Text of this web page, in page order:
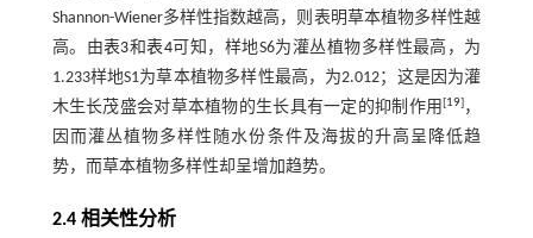
Shannon-Wiener多样性指数越高，则表明草本植物多样性越
高。由表3和表4可知，样地S6为灌丛植物多样性最高，为
1.233样地S1为草本植物多样性最高，为2.012；这是因为灌
木生长茂盛会对草本植物的生长具有一定的抑制作用[19] ，
因而灌丛植物多样性随水份条件及海拔的升高呈降低趋
势，而草本植物多样性却呈增加趋势。
2.4 相关性分析